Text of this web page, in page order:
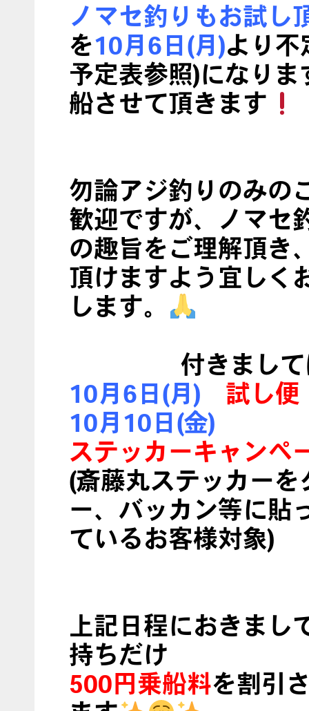
ノマセ釣りもお試し
を10月6日(月)より不
予定表参照)になりま
船させて頂きます
勿論アジ釣りのみの
歓迎ですが、ノマセ
の趣旨をご理解頂き
頂けますよう宜しく
します。
付きまし
10月6日(月) 試し便
10月10日(金)
ステッカーキャンペ
(斎藤丸ステッカーを
ー、バッカン等に貼
ているお客様対象)
上記日程におきまし
持ちだけ
500円乗船料を割引